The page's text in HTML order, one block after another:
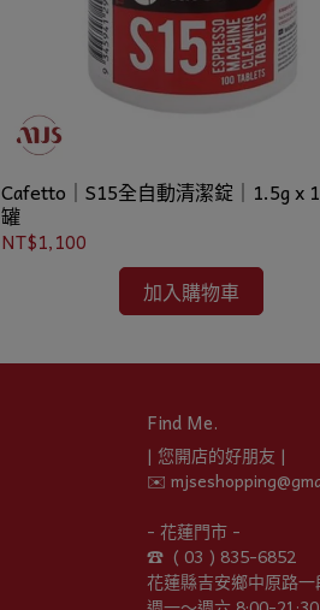
Cafetto｜S15全自動清潔錠｜1.5g x
罐
NT$1,100
加入購物車
Find Me.
| 您開店的好朋友 |
✉️
- 花蓮門市 -
☎︎  ( 03 ) 835-6852
花蓮縣吉安鄉中原路